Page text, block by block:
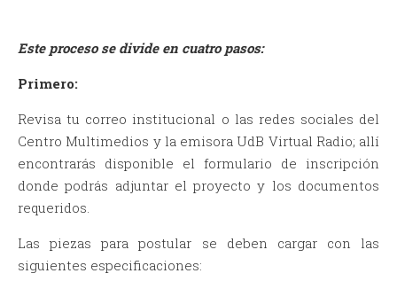
Este proceso se divide en cuatro pasos:
Primero:
Revisa tu correo institucional o las redes sociales del
Centro Multimedios y la emisora UdB Virtual Radio; allí
encontrarás disponible el formulario de inscripción
donde podrás adjuntar el proyecto y los documentos
requeridos.
Las piezas para postular se deben cargar con las
siguientes especificaciones: